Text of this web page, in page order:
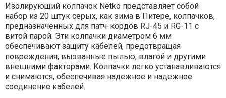
Изолирующий колпачок Netko представляет собой
набор из 20 штук серых, как зима в Питере, колпачков,
предназначенных для патч-кордов RJ-45 и RG-11 с
витой парой. Эти колпачки диаметром 6 мм
обеспечивают защиту кабелей, предотвращая
повреждения, вызванные пылью, влагой и другими
внешними факторами. Колпачки легко устанавливаются
и снимаются, обеспечивая надежное и надежное
соединение кабелей.